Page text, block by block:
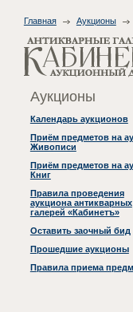
Главная Аукционы
Аукционы
Календарь аукционов
Приём предметов на
Живописи
Приём предметов на
Книг
Правила проведения
аукциона антикварных
галерей «Кабинетъ»
Оставить заочный бид
Прошедшие аукционы
Правила приема